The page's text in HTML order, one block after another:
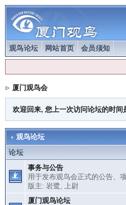
观鸟论坛 网站首页 会员须知
厦门观鸟会
欢迎回来, 您上一次访问论坛的时间
观鸟论坛
论坛
事务与公告
用于发布观鸟会正式的公告、
版主: 岩鹭
上尉
厦门观鸟论坛